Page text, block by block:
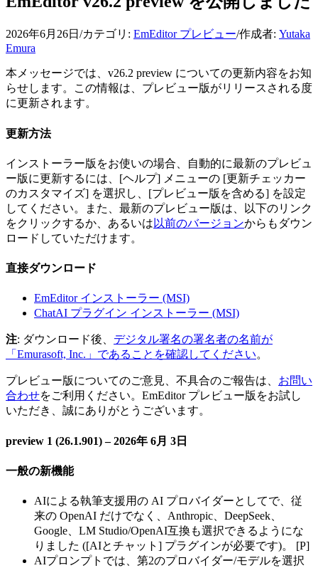
2026年6月26日 /カテゴリ: EmEditor プレビュー/作成者: Yutaka
Emura
本メッセージでは、v26.2 preview についての更新内容をお知
らせします。この情報は、プレビュー版がリリースされる度
に更新されます。
更新方法
インストーラー版をお使いの場合、自動的に最新のプレビュ
ー版に更新するには、[ヘルプ] メニューの [更新チェッカー
のカスタマイズ] を選択し、[プレビュー版を含める] を設定
してください。また、最新のプレビュー版は、以下のリンク
をクリックするか、あるいは 以前のバージョンからもダウン
ロードしていただけます。
直接ダウンロード
EmEditor インストーラー (MSI)
ChatAI プラグイン インストーラー (MSI)
注: ダウンロード後、 デジタル署名の署名者の名前が
「Emurasoft, Inc.」であることを確認してください。
プレビュー版についてのご意見、不具合のご報告は、 お問い
合わせをご利用ください。EmEditor プレビュー版をお試し
いただき、誠にありがとうございます。
preview 1 (26.1.901) – 2026年 6月 3日
一般の新機能
AIによる執筆支援用の AI プロバイダーとしてで、従
来の OpenAI だけでなく、Anthropic、DeepSeek、
Google、LM Studio/OpenAI互換も選択できるようにな
りました ([AIとチャット] プラグインが必要です)。 [P]
AIプロンプトでは、第2のプロバイダー/モデルを選択